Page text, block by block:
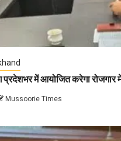
प्रदेशभर में आयोजित करेगा रोजगार
Mussoorie Times